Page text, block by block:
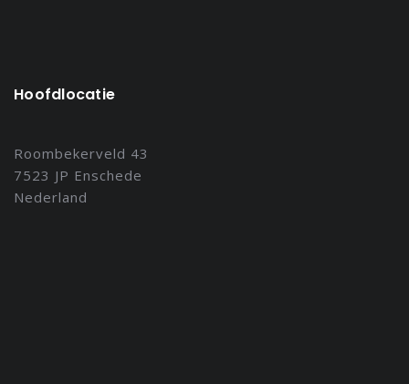
Hoofdlocatie
Roombekerveld 43
7523 JP Enschede
Nederland